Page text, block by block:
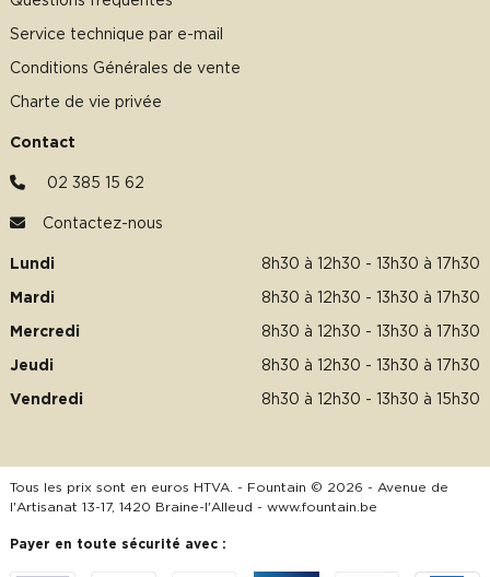
Service technique par e-mail
Conditions Générales de vente
Charte de vie privée
Contact
02 385 15 62
Contactez-nous
Lundi 8h30 à 12h30 - 13h30 à 17h30
Mardi 8h30 à 12h30 - 13h30 à 17h30
Mercredi 8h30 à 12h30 - 13h30 à 17h30
Jeudi 8h30 à 12h30 - 13h30 à 17h30
Vendredi 8h30 à 12h30 - 13h30 à 15h30
Tous les prix sont en euros HTVA. - Fountain © 2026 - Avenue de
l'Artisanat 13-17, 1420 Braine-l'Alleud - www.fountain.be
Payer en toute sécurité avec :